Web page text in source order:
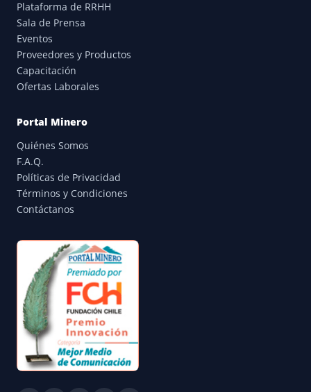
Plataforma de RRHH
Sala de Prensa
Eventos
Proveedores y Productos
Capacitación
Ofertas Laborales
Portal Minero
Quiénes Somos
F.A.Q.
Políticas de Privacidad
Términos y Condiciones
Contáctanos